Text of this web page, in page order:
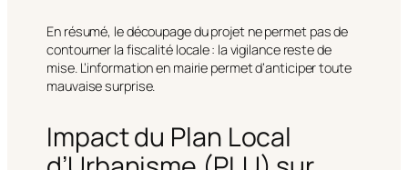
En résumé, le découpage du projet ne permet pas de
contourner la fiscalité locale : la vigilance reste de
mise. L’information en mairie permet d’anticiper toute
mauvaise surprise.
Impact du Plan Local